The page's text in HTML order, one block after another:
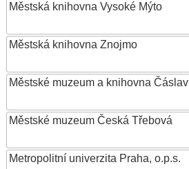
Městská knihovna Vysoké Mýto
Městská knihovna Znojmo
Městské muzeum a knihovna Čáslav
Městské muzeum Česká Třebová
Metropolitní univerzita Praha, o.p.s.